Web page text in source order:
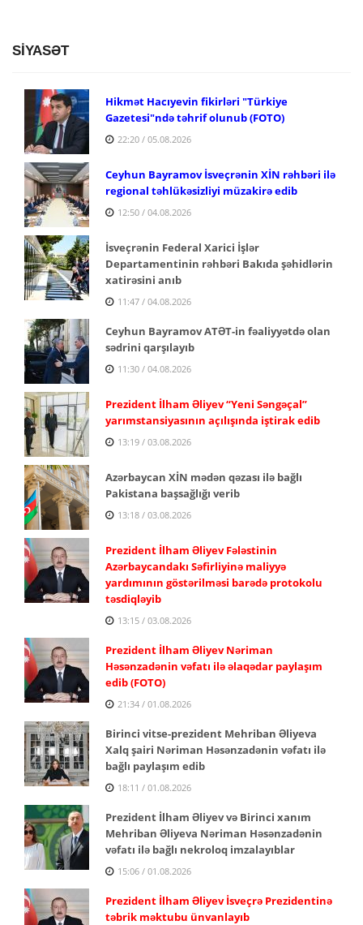
SİYASƏT
Hikmət Hacıyevin fikirləri "Türkiye
Gazetesi"ndə təhrif olunub (FOTO)
22:20 / 05.08.2026
Ceyhun Bayramov İsveçrənin XİN rəhbəri ilə
regional təhlükəsizliyi müzakirə edib
12:50 / 04.08.2026
İsveçrənin Federal Xarici İşlər
Departamentinin rəhbəri Bakıda şəhidlərin
xatirəsini anıb
11:47 / 04.08.2026
Ceyhun Bayramov ATƏT-in fəaliyyətdə olan
sədrini qarşılayıb
11:30 / 04.08.2026
Prezident İlham Əliyev “Yeni Səngəçal”
yarımstansiyasının açılışında iştirak edib
13:19 / 03.08.2026
Azərbaycan XİN mədən qəzası ilə bağlı
Pakistana başsağlığı verib
13:18 / 03.08.2026
Prezident İlham Əliyev Fələstinin
Azərbaycandakı Səfirliyinə maliyyə
yardımının göstərilməsi barədə protokolu
təsdiqləyib
13:15 / 03.08.2026
Prezident İlham Əliyev Nəriman
Həsənzadənin vəfatı ilə əlaqədar paylaşım
edib (FOTO)
21:34 / 01.08.2026
Birinci vitse-prezident Mehriban Əliyeva
Xalq şairi Nəriman Həsənzadənin vəfatı ilə
bağlı paylaşım edib
18:11 / 01.08.2026
Prezident İlham Əliyev və Birinci xanım
Mehriban Əliyeva Nəriman Həsənzadənin
vəfatı ilə bağlı nekroloq imzalayıblar
15:06 / 01.08.2026
Prezident İlham Əliyev İsveçrə Prezidentinə
təbrik məktubu ünvanlayıb